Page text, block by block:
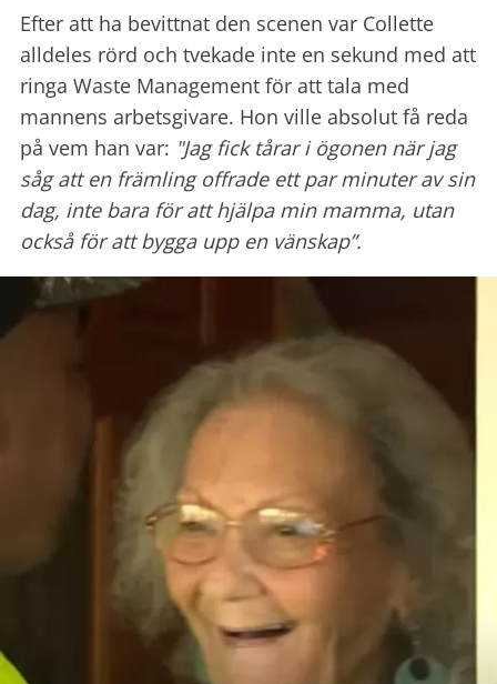
Efter att ha bevittnat den scenen var Collette
alldeles rörd och tvekade inte en sekund med att
ringa Waste Management för att tala med
mannens arbetsgivare. Hon ville absolut få reda
på vem han var: "Jag fick tårar i ögonen när jag
såg att en främling offrade ett par minuter av sin
dag, inte bara för att hjälpa min mamma, utan
också för att bygga upp en vänskap”.